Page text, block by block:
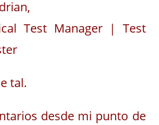
Test Manager | Test
tal.
desde mi punto de